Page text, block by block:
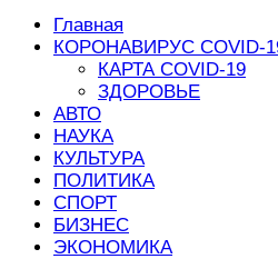
Главная
КОРОНАВИРУС COVID-
КАРТА COVID-19
ЗДОРОВЬЕ
АВТО
НАУКА
КУЛЬТУРА
ПОЛИТИКА
СПОРТ
БИЗНЕС
ЭКОНОМИКА